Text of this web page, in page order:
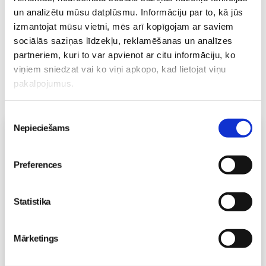
un analizētu mūsu datplūsmu. Informāciju par to, kā jūs
izmantojat mūsu vietni, mēs arī kopīgojam ar saviem
sociālās saziņas līdzekļu, reklamēšanas un analīzes
partneriem, kuri to var apvienot ar citu informāciju, ko
viņiem sniedzat vai ko viņi apkopo, kad lietojat viņu
pakalpojumus.
izvēle
Nepieciešams
Preferences
Statistika
Mārketings
masāža Māmiņu klubā pie masāžas speciālistes Olgas
10.08 11:30-15:30